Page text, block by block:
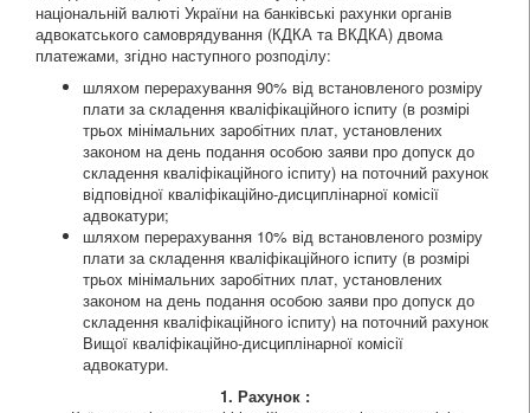
національній валюті України на банківські рахунки органів
адвокатського самоврядування (КДКА та ВКДКА) двома
платежами, згідно наступного розподілу:
шляхом перерахування 90% від встановленого розміру
плати за складення кваліфікаційного іспиту (в розмірі
трьох мінімальних заробітних плат, установлених
законом на день подання особою заяви про допуск до
складення кваліфікаційного іспиту) на поточний рахунок
відповідної кваліфікаційно-дисциплінарної комісії
адвокатури;
шляхом перерахування 10% від встановленого розміру
плати за складення кваліфікаційного іспиту (в розмірі
трьох мінімальних заробітних плат, установлених
законом на день подання особою заяви про допуск до
складення кваліфікаційного іспиту) на поточний рахунок
Вищої кваліфікаційно-дисциплінарної комісії
адвокатури.
1. Рахунок :